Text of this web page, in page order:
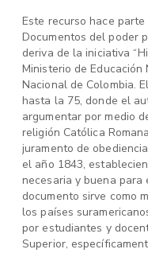
Este recurso hace
Documentos del poder
deriva de la iniciativa
Ministerio de
Nacional de Colombia.
hasta la 75, donde el
argumentar por medio
religión Católica
juramento de
el año 1843,
necesaria y buena para
documento sirve como
los países
por estudiantes y
Superior,